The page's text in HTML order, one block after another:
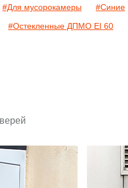
#Для мусорокамеры #Синие
#Остекленные ДПМО EI 60